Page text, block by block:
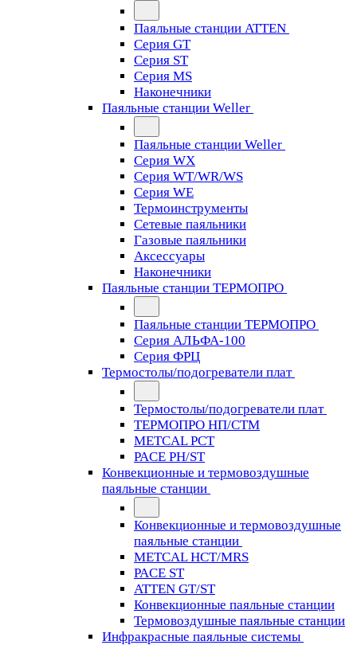
Паяльные станции ATTEN
Серия GT
Серия ST
Серия MS
Наконечники
Паяльные станции Weller
Паяльные станции Weller
Серия WX
Серия WT/WR/WS
Серия WE
Термоинструменты
Сетевые паяльники
Газовые паяльники
Аксессуары
Наконечники
Паяльные станции ТЕРМОПРО
Паяльные станции ТЕРМОПРО
Серия АЛЬФА-100
Серия ФРЦ
Термостолы/подогреватели плат
Термостолы/подогреватели плат
ТЕРМОПРО НП/СТМ
METCAL PCT
PACE PH/ST
Конвекционные и термовоздушные
паяльные станции
Конвекционные и термовоздушные
паяльные станции
METCAL HCT/MRS
PACE ST
ATTEN GT/ST
Конвекционные паяльные станции
Термовоздушные паяльные станции
Инфракрасные паяльные системы